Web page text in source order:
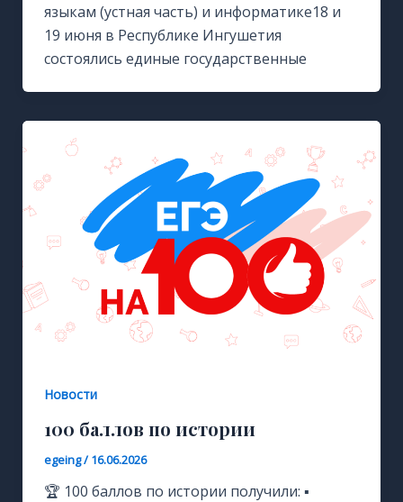
языкам (устная часть) и информатике18 и
19 июня в Республике Ингушетия
состоялись единые государственные
Новости
100 баллов по истории
egeing/16.06.2026
🏆 100 баллов по истории получили: ▪️